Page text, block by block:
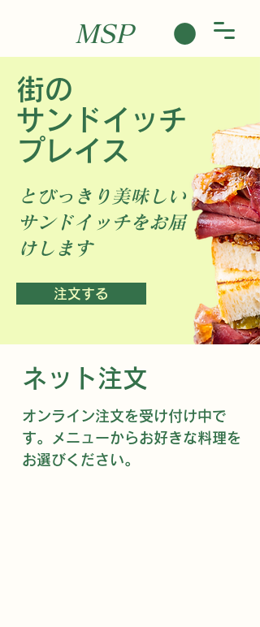
MSP
街の
サンドイッチ
プレイス
注文する
とびっきり美味しい
サンドイッチをお届
けします
ネット注文
オンライン注文を受け付け中で
す。メニューからお好きな料理を
お選びください。